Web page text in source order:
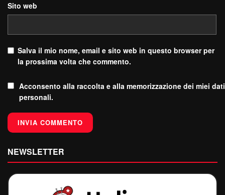
Sito web
Salva il mio nome, email e sito web in questo browser per
la prossima volta che commento.
Acconsento alla raccolta e alla memorizzazione dei miei dati
personali.
NEWSLETTER